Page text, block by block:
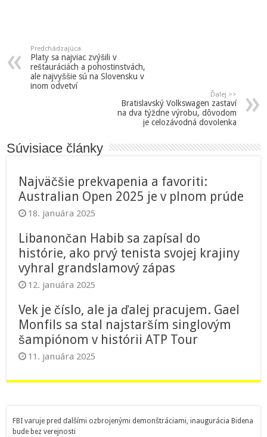
Predchádzajúca
Platy sa najviac zvýšili v
reštauráciách a pohostinstvách,
ale najvyššie sú na Slovensku v
inom odvetví
Ďalej >>
Bratislavský Volkswagen zastaví
na dva týždne výrobu, dôvodom
je celozávodná dovolenka
Súvisiace články
Najväčšie prekvapenia a favoriti:
Australian Open 2025 je v plnom prúde
18. januára 2025
Libanončan Habib sa zapísal do
histórie, ako prvý tenista svojej krajiny
vyhral grandslamový zápas
12. januára 2025
Vek je číslo, ale ja ďalej pracujem. Gael
Monfils sa stal najstarším singlovým
šampiónom v histórii ATP Tour
11. januára 2025
FBI varuje pred ďalšími ozbrojenými demonštráciami, inaugurácia Bidena
bude bez verejnosti